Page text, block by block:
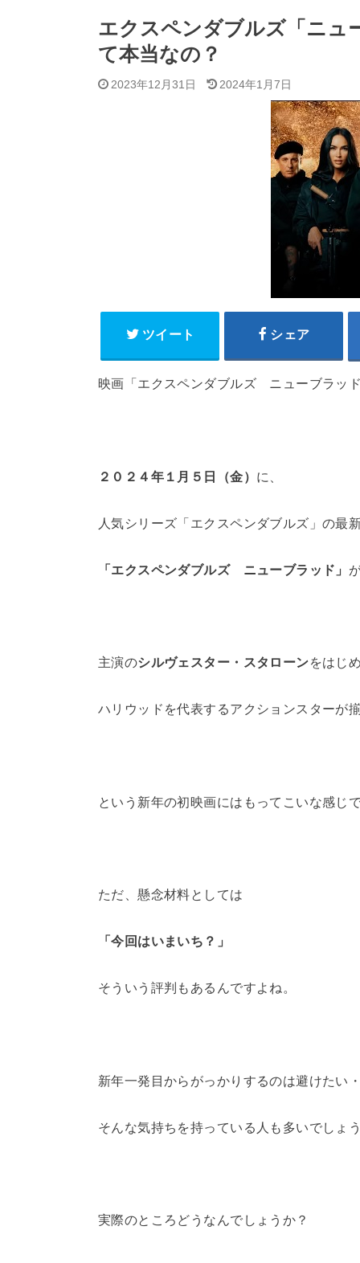
エクスペンダブルズ「ニュ
て本当なの？
2023年12月31日 2024年1月7日
ツイート シェア
映画「エクスペンダブルズ ニューブラッド
２０２４年１月５日（金） に、
人気シリーズ「エクスペンダブルズ」の最
「エクスペンダブルズ ニューブラッド」
主演のシルヴェスター・スタローンをはじめ
ハリウッドを代表するアクションスターが揃
という新年の初映画にはもってこいな感じで
ただ、懸念材料としては
「今回はいまいち？」
そういう評判もあるんですよね。
新年一発目からがっかりするのは避けたい
そんな気持ちを持っている人も多いでしょう
実際のところどうなんでしょうか？